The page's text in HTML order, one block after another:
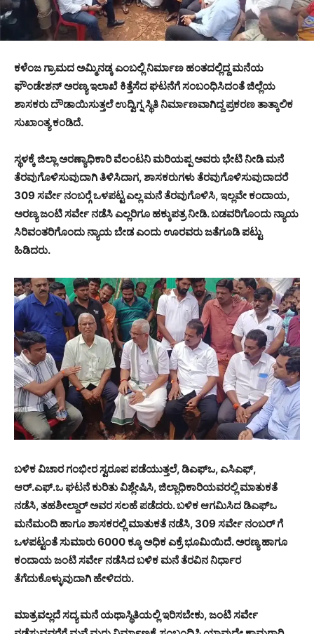
ಕಳೆಂಜ ಗ್ರಾಮದ ಅಮ್ಮಿನಡ್ಕ ಎಂಬಲ್ಲಿ ನಿರ್ಮಾಣ ಹಂತದಲ್ಲಿದ್ದ ಮನೆಯ
ಫೌಂಡೇಶನ್ ಅರಣ್ಯ ಇಲಾಖೆ ಕಿತ್ತೆಸೆದ ಘಟನೆಗೆ ಸಂಬಂಧಿಸಿದಂತೆ ಜಿಲ್ಲೆಯ
ಶಾಸಕರು ದೌಡಾಯಿಸುತ್ತಲೆ ಉದ್ವಿಗ್ನ ಸ್ಥಿತಿ ನಿರ್ಮಾಣವಾಗಿದ್ದ ಪ್ರಕರಣ ತಾತ್ಕಾಲಿಕ
ಸುಖಾಂತ್ಯ ಕಂಡಿದೆ.
ಸ್ಥಳಕ್ಕೆ ಜಿಲ್ಲಾ ಅರಣ್ಯಾಧಿಕಾರಿ ವೆಲಂಟನಿ ಮರಿಯಪ್ಪ ಅವರು ಭೇಟಿ ನೀಡಿ ಮನೆ
ತೆರವುಗೊಳಿಸುವುದಾಗಿ ತಿಳಿಸಿದಾಗ, ಶಾಸಕರುಗಳು ತೆರವುಗೊಳಿಸುವುದಾದರೆ
309 ಸರ್ವೇ ನಂಬರ್‍ಗೆ ಒಳಪಟ್ಟ ಎಲ್ಲ ಮನೆ ತೆರವುಗೊಳಿಸಿ, ಇಲ್ಲವೇ ಕಂದಾಯ,
ಅರಣ್ಯ ಜಂಟಿ ಸರ್ವೇ ನಡೆಸಿ ಎಲ್ಲರಿಗೂ ಹಕ್ಕುಪತ್ರ ನೀಡಿ. ಬಡವರಿಗೊಂದು ನ್ಯಾಯ
ಸಿರಿವಂತರಿಗೊಂದು ನ್ಯಾಯ ಬೇಡ ಎಂದು ಊರವರು ಜತೆಗೂಡಿ ಪಟ್ಟು
ಹಿಡಿದರು.
ಬಳಿಕ ವಿಚಾರ ಗಂಭೀರ ಸ್ವರೂಪ ಪಡೆಯುತ್ತಲೆ, ಡಿಎಫ್‍ಒ, ಎಸಿಎಫ್,
ಆರ್.ಎಫ್.ಒ ಘಟನೆ ಕುರಿತು ವಿಶ್ಲೇಷಿಸಿ, ಜಿಲ್ಲಾಧಿಕಾರಿಯವರಲ್ಲಿ ಮಾತುಕತೆ
ನಡೆಸಿ, ತಹಶೀಲ್ದಾರ್ ಅವರ ಸಲಹೆ ಪಡೆದರು. ಬಳಿಕ ಆಗಮಿಸಿದ ಡಿಎಫ್‍ಒ
ಮನೆಮಂದಿ ಹಾಗೂ ಶಾಸಕರಲ್ಲಿ ಮಾತುಕತೆ ನಡೆಸಿ, 309 ಸರ್ವೇ ನಂಬರ್ ಗೆ
ಒಳಪಟ್ಟಂತೆ ಸುಮಾರು 6000 ಕ್ಕೂ ಅಧಿಕ ಎಕ್ರೆ ಭೂಮಿಯಿದೆ. ಅರಣ್ಯ ಹಾಗೂ
ಕಂದಾಯ ಜಂಟಿ ಸರ್ವೇ ನಡೆಸಿದ ಬಳಿಕ ಮನೆ ತೆರವಿನ ನಿರ್ಧಾರ
ತೆಗೆದುಕೊಳ್ಳುವುದಾಗಿ ಹೇಳಿದರು.
ಮಾತ್ರವಲ್ಲದೆ ಸದ್ಯ ಮನೆ ಯಥಾಸ್ಥಿತಿಯಲ್ಲಿ ಇರಿಸಬೇಕು, ಜಂಟಿ ಸರ್ವೇ